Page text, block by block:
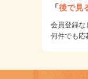
「後で見
会員登録な
何件でも応